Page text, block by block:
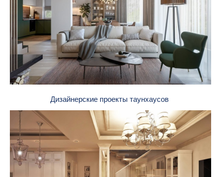
Дизайнерские проекты таунхаусов